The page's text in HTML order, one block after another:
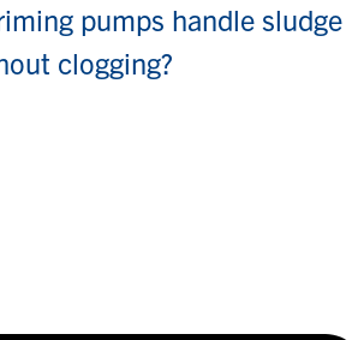
pumps handle sludge
clogging?